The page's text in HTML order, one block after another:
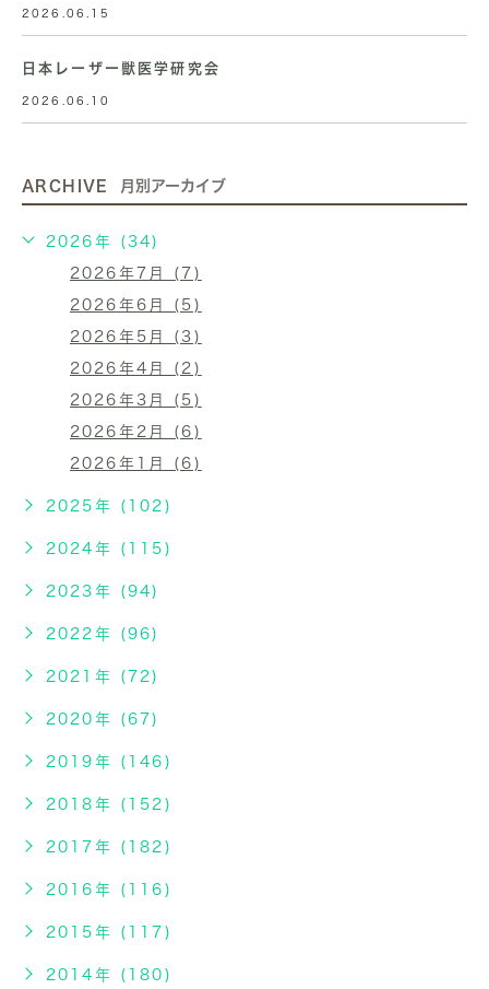
2026.06.15
日本レーザー獣医学研究会
2026.06.10
ARCHIVE 月別アーカイブ
2026年 (34)
2026年7月 (7)
2026年6月 (5)
2026年5月 (3)
2026年4月 (2)
2026年3月 (5)
2026年2月 (6)
2026年1月 (6)
2025年 (102)
2024年 (115)
2023年 (94)
2022年 (96)
2021年 (72)
2020年 (67)
2019年 (146)
2018年 (152)
2017年 (182)
2016年 (116)
2015年 (117)
2014年 (180)